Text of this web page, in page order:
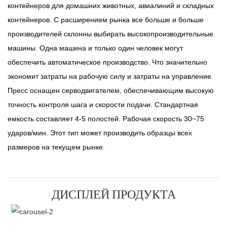
контейнеров для домашних животных, авиалиний и складных
контейнеров. С расширением рынка все больше и больше
производителей склонны выбирать высокопроизводительные
машины. Одна машина и только один человек могут
обеспечить автоматическое производство. Что значительно
экономит затраты на рабочую силу и затраты на управление.
Пресс оснащен серводвигателем, обеспечивающим высокую
точность контроля шага и скорости подачи. Стандартная
емкость составляет 4-5 полостей. Рабочая скорость 30~75
ударов/мин. Этот тип может производить образцы всех
размеров на текущем рынке.
ДИСПЛЕЙ ПРОДУКТА